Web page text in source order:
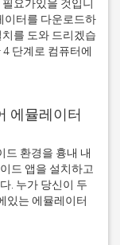
요가있을 것입니
이터를 다운로드하
를 도와 드리겠습
단계로 컴퓨터에
에뮬레이터
드 환경을 흉내 내
드 앱을 설치하고
. 누가 당신이 두
있는 에뮬레이터